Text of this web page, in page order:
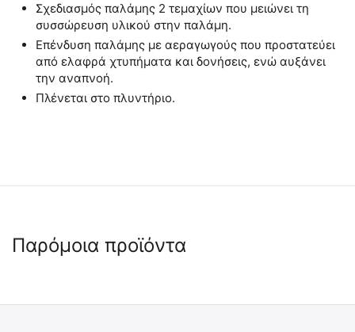
Σχεδιασμός παλάμης 2 τεμαχίων που μειώνει τη
συσσώρευση υλικού στην παλάμη.
Επένδυση παλάμης με αεραγωγούς που προστατεύει
από ελαφρά χτυπήματα και δονήσεις, ενώ αυξάνει
την αναπνοή.
Πλένεται στο πλυντήριο.
Παρόμοια προϊόντα